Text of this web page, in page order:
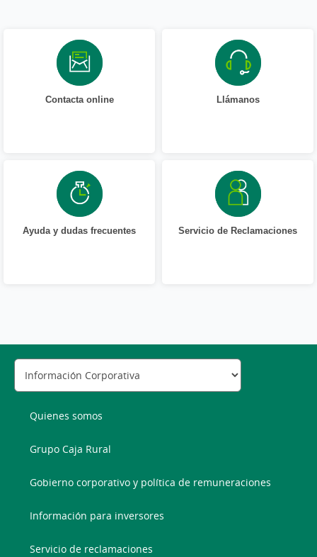
Contacta online Llámanos
Ayuda y dudas frecuentes Servicio de Reclamaciones
Quienes somos
Grupo Caja Rural
Gobierno corporativo y política de remuneraciones
Información para inversores
Servicio de reclamaciones